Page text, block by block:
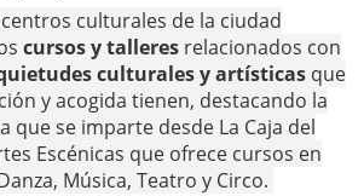
culturales de la ciudad
cursos y talleres relacionados con
culturales y artísticas que
y acogida tienen, destacando la
que se imparte desde La Caja del
Escénicas que ofrece cursos en
Música, Teatro y Circo.